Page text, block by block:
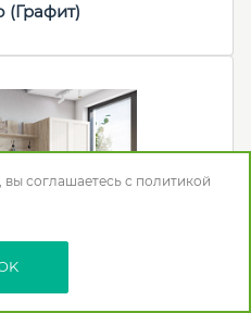
(Графит)
соглашаетесь с политикой